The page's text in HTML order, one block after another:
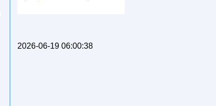
2026-06-19 06:00:38